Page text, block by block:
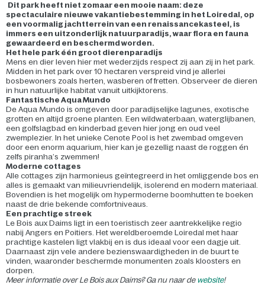
Dit park heeft niet zomaar een mooie naam: deze
spectaculaire nieuwe vakantiebestemming in het Loiredal, op
een voormalig jachtterrein van een renaissancekasteel, is
immers een uitzonderlijk natuurparadijs, waar flora en fauna
gewaardeerd en beschermd worden.
Het hele park één groot dierenparadijs
Mens en dier leven hier met wederzijds respect zij aan zij in het park.
Midden in het park over 10 hectaren verspreid vind je allerlei
bosbewoners zoals herten, wasberen of fretten. Observeer de dieren
in hun natuurlijke habitat vanuit uitkijktorens.
Fantastische Aqua Mundo
De Aqua Mundo is omgeven door paradijselijke lagunes, exotische
grotten en altijd groene planten. Een wildwaterbaan, waterglijbanen,
een golfslagbad en kinderbad geven hier jong en oud veel
zwemplezier. In het unieke Cenote Pool is het zwembad omgeven
door een enorm aquarium, hier kan je gezellig naast de roggen én
zelfs piranha’s zwemmen!
Moderne cottages
Alle cottages zijn harmonieus geïntegreerd in het omliggende bos en
alles is gemaakt van milieuvriendelijk, isolerend en modern materiaal.
Bovendien is het mogelijk om hypermoderne boomhutten te boeken
naast de drie bekende comfortniveaus.
Een prachtige streek
Le Bois aux Daims ligt in een toeristisch zeer aantrekkelijke regio
nabij Angers en Poitiers. Het wereldberoemde Loiredal met haar
prachtige kastelen ligt vlakbij en is dus ideaal voor een dagje uit.
Daarnaast zijn vele andere bezienswaardigheden in de buurt te
vinden, waaronder beschermde monumenten zoals kloosters en
dorpen.
Meer informatie over Le Bois aux Daims? Ga nu naar de website!